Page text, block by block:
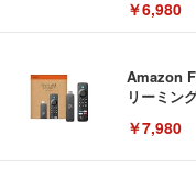
￥6,980
Amazon
リーミン
￥7,980